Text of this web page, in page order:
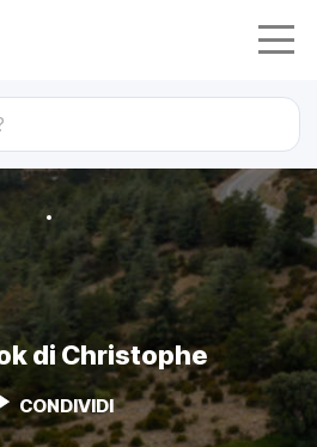
di Christophe
CONDIVIDI